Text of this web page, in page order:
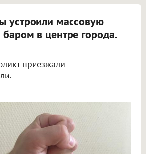
устроили массовую
в центре города.
приезжали